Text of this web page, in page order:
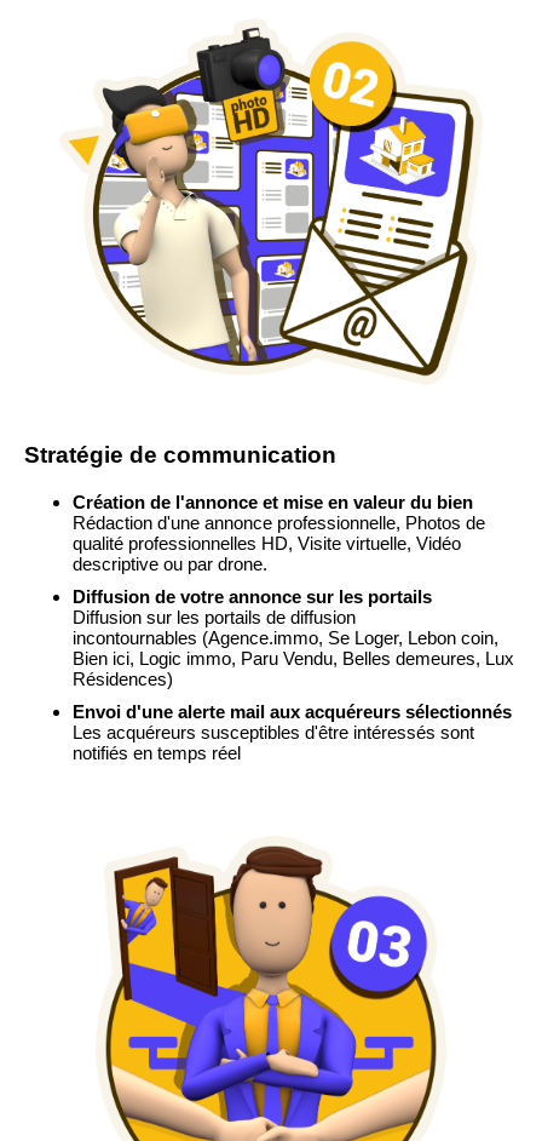
Stratégie de communication
Création de l'annonce et mise en valeur du bien
Rédaction d'une annonce professionnelle, Photos de
qualité professionnelles HD, Visite virtuelle, Vidéo
descriptive ou par drone.
Diffusion de votre annonce sur les portails
Diffusion sur les portails de diffusion
incontournables (Agence.immo, Se Loger, Lebon coin,
Bien ici, Logic immo, Paru Vendu, Belles demeures, Lux
Résidences)
Envoi d'une alerte mail aux acquéreurs sélectionnés
Les acquéreurs susceptibles d'être intéressés sont
notifiés en temps réel